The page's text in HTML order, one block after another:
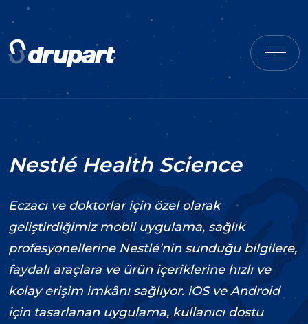
Nestlé Health Science
Eczacı ve doktorlar için özel olarak
geliştirdiğimiz mobil uygulama, sağlık
profesyonellerine Nestlé’nin sunduğu bilgilere,
faydalı araçlara ve ürün içeriklerine hızlı ve
kolay erişim imkânı sağlıyor. iOS ve Android
için tasarlanan uygulama, kullanıcı dostu